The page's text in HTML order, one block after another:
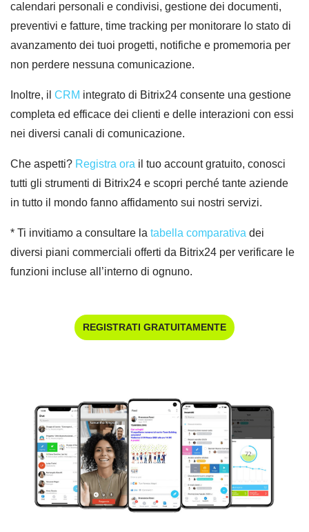
calendari personali e condivisi, gestione dei documenti,
preventivi e fatture, time tracking per monitorare lo stato di
avanzamento dei tuoi progetti, notifiche e promemoria per
non perdere nessuna comunicazione.
Inoltre, il CRM integrato di Bitrix24 consente una gestione
completa ed efficace dei clienti e delle interazioni con essi
nei diversi canali di comunicazione.
Che aspetti? Registra ora il tuo account gratuito, conosci
tutti gli strumenti di Bitrix24 e scopri perché tante aziende
in tutto il mondo fanno affidamento sui nostri servizi.
* Ti invitiamo a consultare la tabella comparativa dei
diversi piani commerciali offerti da Bitrix24 per verificare le
funzioni incluse all’interno di ognuno.
REGISTRATI GRATUITAMENTE